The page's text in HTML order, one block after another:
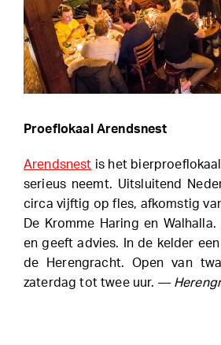
Proeflokaal Arendsnest
Arendsnest is het
serieus neemt. Uitsluitend
circa vijftig op fles, afkomstig
De Kromme Haring en
en geeft advies. In de kelder
de Herengracht. Open van
zaterdag tot twee uur. —